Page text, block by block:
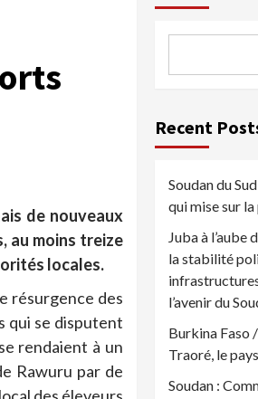
de nouveaux
au moins treize
locales.
résurgence des
qui se disputent
rendaient à un
Rawuru par de
Recent
Soudan du
qui mise sur
Juba à l’aube
la stabilité
l’avenir du
Burkina Faso
Traoré, le
Soudan :